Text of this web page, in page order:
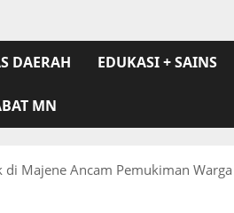
DAERAH EDUKASI + SAINS
MN
di Majene Ancam Pemukiman Warga